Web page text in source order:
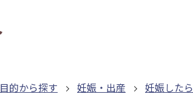
目的から探す 妊娠・出産 妊娠したら